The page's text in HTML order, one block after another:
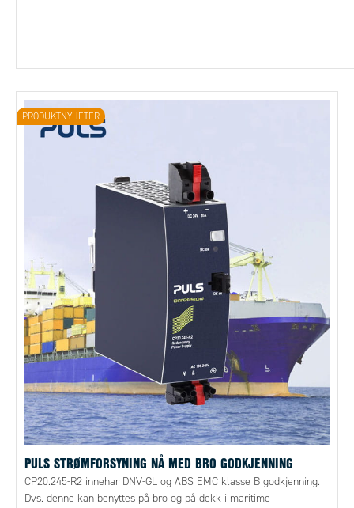
PULS STRØMFORSYNING NÅ MED BRO GODKJENNING
CP20.245-R2 innehar DNV-GL og ABS EMC klasse B godkjenning.
Dvs. denne kan benyttes på bro og på dekk i maritime
PRODUKTNYHETER